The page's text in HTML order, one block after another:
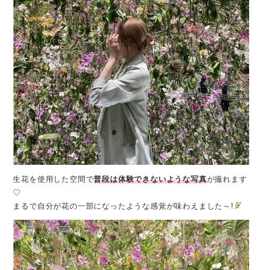
生花を使用した空間で普段は体験できないような写真が撮れます
♡
まるで自分が花の一部になったような感覚が味わえました～!